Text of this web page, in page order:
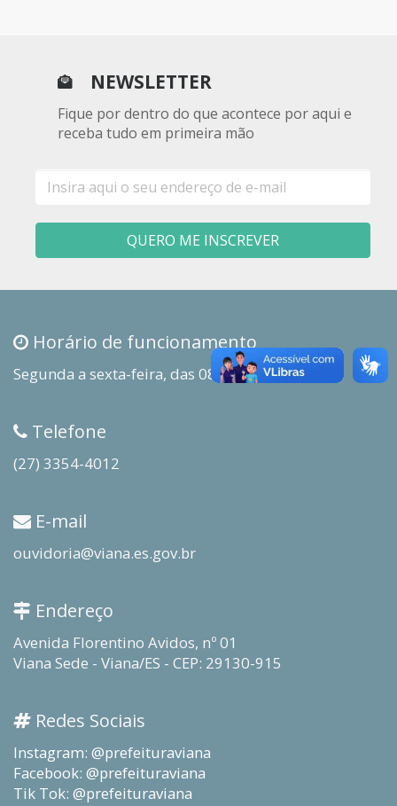
NEWSLETTER
Fique por dentro do que acontece por aqui e
receba tudo em primeira mão
mail
QUERO ME INSCREVER
Horário de funcionamento
Segunda a sexta-feira, das 08h00 às 18h00
Telefone
(27) 3354-4012
E-mail
ouvidoria@viana.es.gov.br
Endereço
Avenida Florentino Avidos, nº 01
Viana Sede - Viana/ES - CEP: 29130-915
Redes Sociais
Instagram: @prefeituraviana
Facebook: @prefeituraviana
Tik Tok: @prefeituraviana